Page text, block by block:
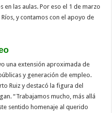
en las aulas. Por eso el 1 de marzo
y contamos con el apoyo de
una extensión aproximada de
y generación de empleo.
Ruiz y destacó la figura del
“Trabajamos mucho, más allá
sentido homenaje al querido